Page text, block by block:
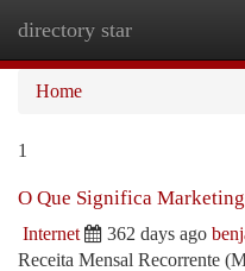
directory star
Home
1
O Que Significa
Internet 362 days ago
Receita Mensal Recorrente